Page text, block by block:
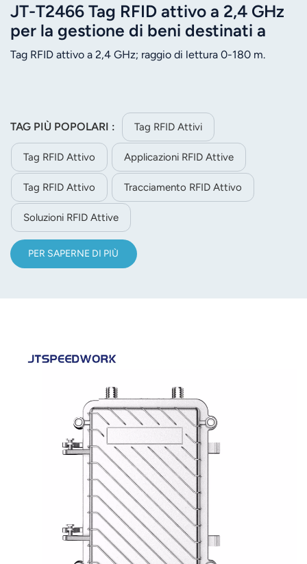
JT-T2466 Tag RFID attivo a 2,4 GHz
per la gestione di beni destinati a
biciclette elettriche
Tag RFID attivo a 2,4 GHz; raggio di lettura 0-180 m.
TAG PIÙ POPOLARI : Tag RFID Attivi
Tag RFID Attivo Applicazioni RFID Attive
Tag RFID Attivo Tracciamento RFID Attivo
Soluzioni RFID Attive
PER SAPERNE DI PIÙ